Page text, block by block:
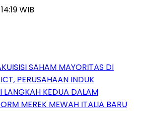
WIB
SAHAM MAYORITAS DI
PERUSAHAAN INDUK
LANGKAH KEDUA DALAM
MEREK MEWAH ITALIA BARU